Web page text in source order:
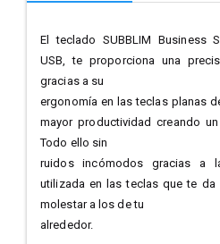
El teclado SUBBLIM Business
USB, te proporciona una
gracias a su
ergonomía en las teclas planas
mayor productividad creando
Todo ello sin
ruidos incómodos gracias a
utilizada en las teclas que te da
molestar a los de tu
alrededor.